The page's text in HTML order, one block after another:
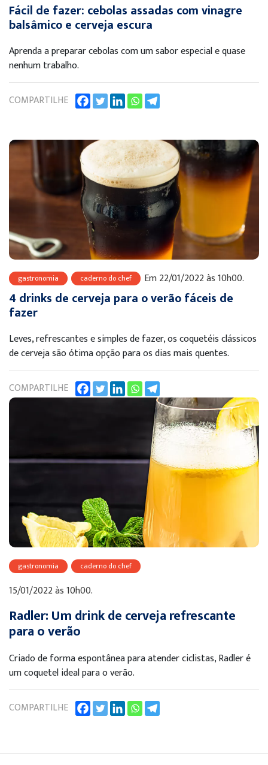
Fácil de fazer: cebolas assadas com vinagre
balsâmico e cerveja escura
Aprenda a preparar cebolas com um sabor especial e quase
nenhum trabalho.
COMPARTILHE
gastronomia caderno do chef Em 22/01/2022 às 10h00.
4 drinks de cerveja para o verão fáceis de
fazer
Leves, refrescantes e simples de fazer, os coquetéis clássicos
de cerveja são ótima opção para os dias mais quentes.
COMPARTILHE
gastronomia caderno do chef
15/01/2022 às 10h00.
Radler: Um drink de cerveja refrescante
para o verão
Criado de forma espontânea para atender ciclistas, Radler é
um coquetel ideal para o verão.
COMPARTILHE